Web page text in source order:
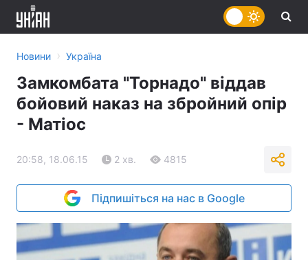
Новини › Україна
Замкомбата "Торнадо" віддав
бойовий наказ на збройний опір
- Матіос
20:58, 18.06.15 2 хв. 4815
Підпишіться на нас в Google